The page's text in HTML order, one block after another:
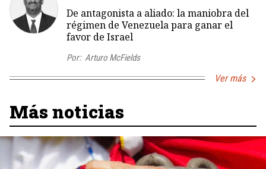
De antagonista a aliado: la maniobra del
régimen de Venezuela para ganar el
favor de Israel
Por: Arturo McFields
Ver más
Más noticias